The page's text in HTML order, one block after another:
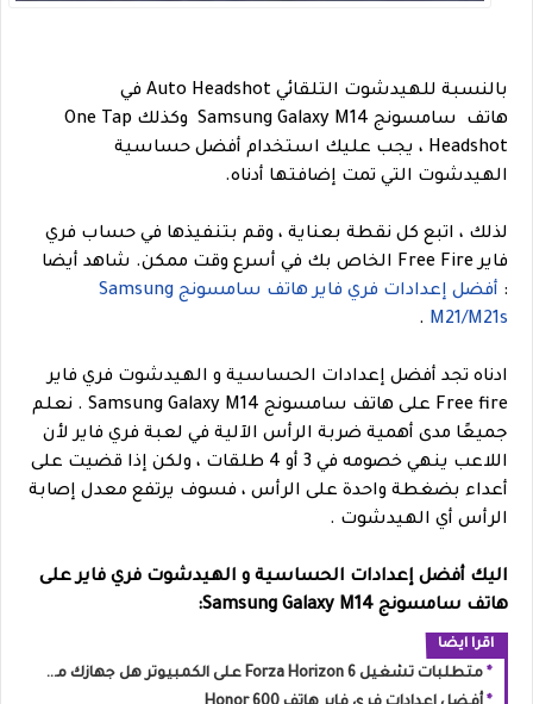
بالنسبة للهيدشوت التلقائي Auto Headshot في
هاتف سامسونج Samsung Galaxy M14 وكذلك One Tap
Headshot ، يجب عليك استخدام أفضل حساسية
الهيدشوت التي تمت إضافتها أدناه.
لذلك ، اتبع كل نقطة بعناية ، وقم بتنفيذها في حساب فري
فاير Free Fire الخاص بك في أسرع وقت ممكن.
شاهد أيضا
:
أفضل إعدادات فري فاير هاتف سامسونج Samsung
M21/M21s
.
ادناه تجد أفضل إعدادات الحساسية و الهيدشوت فري فاير
Free fire على هاتف سامسونج Samsung Galaxy M14 . نعلم
جميعًا مدى أهمية ضربة الرأس الآلية في لعبة فري فاير لأن
اللاعب ينهي خصومه في 3 أو 4 طلقات ، ولكن إذا قضيت على
أعداء بضغطة واحدة على الرأس ، فسوف يرتفع معدل إصابة
الرأس أي الهيدشوت .
اليك أفضل إعدادات الحساسية و الهيدشوت فري فاير على
هاتف سامسونج Samsung Galaxy M14:
اقرا ايضا
متطلبات تشغيل Forza Horizon 6 على الكمبيوتر هل جهازك مستعد لليابان؟